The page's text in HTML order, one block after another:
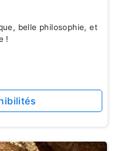
belle philosophie, et
!